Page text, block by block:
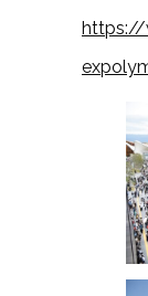
https://